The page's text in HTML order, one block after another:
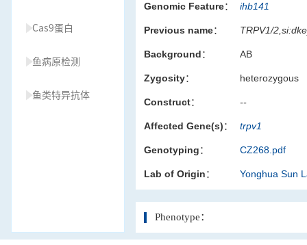
Cas9蛋白
鱼病原检测
鱼类特异抗体
Genomic Feature： ihb141
Previous name： TRPV1/
Background： AB
Zygosity： heterozygous
Construct： --
Affected Gene(s)： trpv1
Genotyping： CZ268.pdf
Lab of Origin： Yonghua Sun
Phenotype：